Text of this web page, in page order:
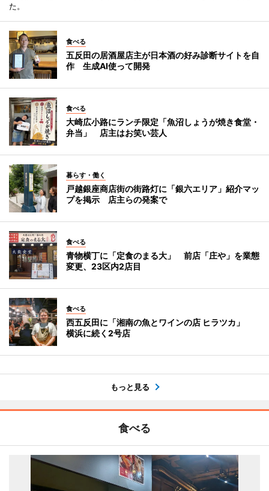
た。
食べる
五反田の居酒屋店主が日本酒の好み診断サイトを自
作 生成AI使って開発
食べる
大崎広小路にランチ限定「魚沼しょうが焼き食堂・
弁当」 店主はお笑い芸人
暮らす・働く
戸越銀座商店街の街路灯に「銀六エリア」紹介マッ
プを掲示 店主らの発案で
食べる
青物横丁に「定食のまる大」 前店「庄や」を業態
変更、23区内2店目
食べる
西五反田に「湘南の魚とワインの店 ヒラツカ」
横浜に続く2号店
もっと見る
食べる